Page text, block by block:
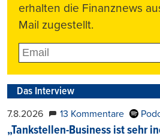
erhalten die Finanznews
Mail zugestellt.
Das Interview
7.8.2026 13 Kommentare
„Tankstellen-Business ist sehr